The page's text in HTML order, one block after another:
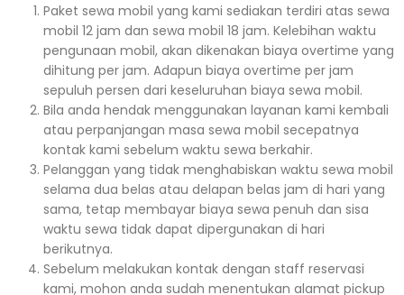
Paket sewa mobil yang kami sediakan terdiri atas sewa
mobil 12 jam dan sewa mobil 18 jam. Kelebihan waktu
pengunaan mobil, akan dikenakan biaya overtime yang
dihitung per jam. Adapun biaya overtime per jam
sepuluh persen dari keseluruhan biaya sewa mobil.
Bila anda hendak menggunakan layanan kami kembali
atau perpanjangan masa sewa mobil secepatnya
kontak kami sebelum waktu sewa berkahir.
Pelanggan yang tidak menghabiskan waktu sewa mobil
selama dua belas atau delapan belas jam di hari yang
sama, tetap membayar biaya sewa penuh dan sisa
waktu sewa tidak dapat dipergunakan di hari
berikutnya.
Sebelum melakukan kontak dengan staff reservasi
kami, mohon anda sudah menentukan alamat pickup